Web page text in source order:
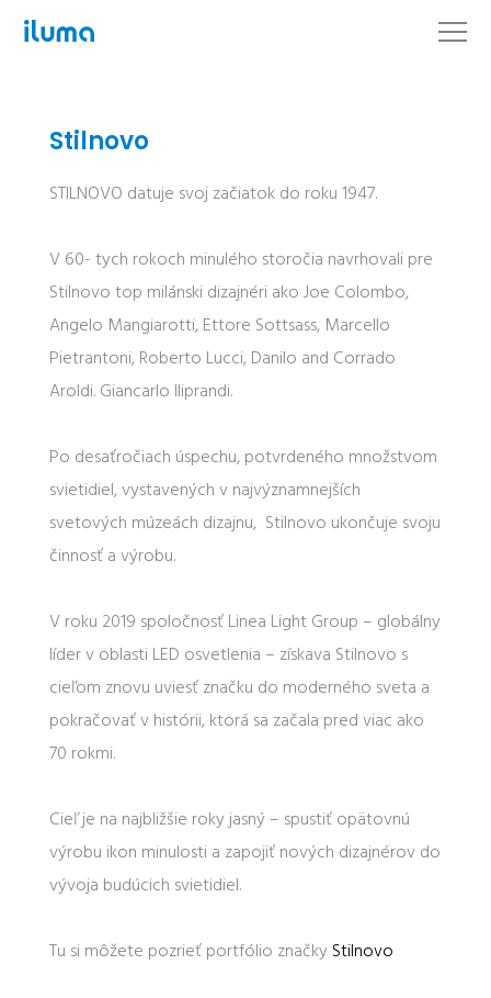
Stilnovo
STILNOVO datuje svoj začiatok do roku 1947.
V 60- tych rokoch minulého storočia navrhovali pre
Stilnovo top milánski dizajnéri ako Joe Colombo,
Angelo Mangiarotti, Ettore Sottsass, Marcello
Pietrantoni, Roberto Lucci, Danilo and Corrado
Aroldi. Giancarlo Iliprandi.
Po desaťročiach úspechu, potvrdeného množstvom
svietidiel, vystavených v najvýznamnejších
svetových múzeách dizajnu, Stilnovo ukončuje svoju
činnosť a výrobu.
V roku 2019 spoločnosť Linea Light Group – globálny
líder v oblasti LED osvetlenia – získava Stilnovo s
cieľom znovu uviesť značku do moderného sveta a
pokračovať v histórii, ktorá sa začala pred viac ako
70 rokmi.
Cieľ je na najbližšie roky jasný – spustiť opätovnú
výrobu ikon minulosti a zapojiť nových dizajnérov do
vývoja budúcich svietidiel.
Tu si môžete pozrieť portfólio značkyStilnovo